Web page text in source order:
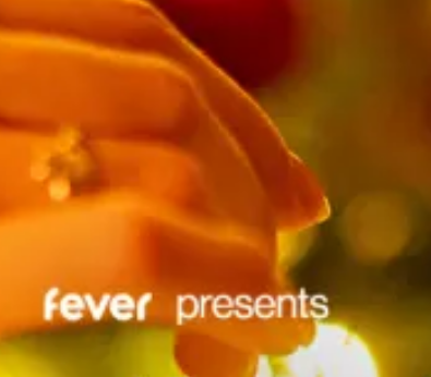
exposiciones
Seúl
recorridos por la ciudad
conciertos
cine